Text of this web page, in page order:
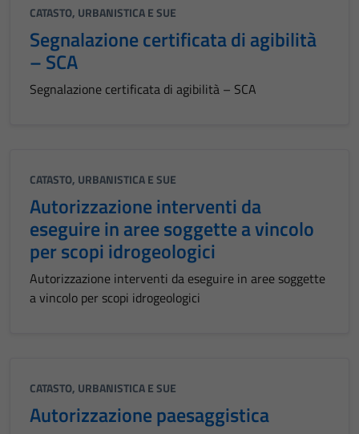
CATASTO, URBANISTICA E SUE
Segnalazione certificata di agibilità
– SCA
Segnalazione certificata di agibilità – SCA
CATASTO, URBANISTICA E SUE
Autorizzazione interventi da
eseguire in aree soggette a vincolo
per scopi idrogeologici
Autorizzazione interventi da eseguire in aree soggette
a vincolo per scopi idrogeologici
CATASTO, URBANISTICA E SUE
Autorizzazione paesaggistica